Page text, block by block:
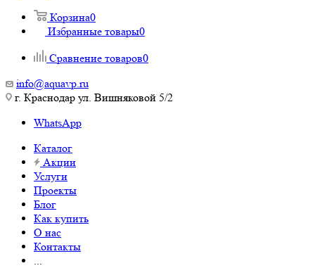
Корзина0
Избранные товары0
Сравнение товаров0
info@aquavp.ru
г. Краснодар ул. Вишняковой 5/2
WhatsApp
Каталог
Акции
Услуги
Проекты
Блог
Как купить
О нас
Контакты
...